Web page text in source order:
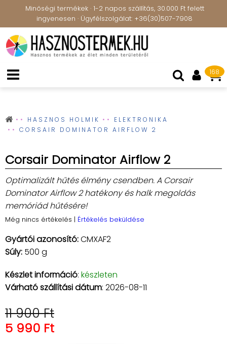
Minőségi termékek · 1-2 napos szállítás, 30.000 Ft felett
ingyenesen · Ügyfélszolgálat: +36(30)507-7908
168
HASZNOS HOLMIK
ELEKTRONIKA
CORSAIR DOMINATOR AIRFLOW 2
Corsair Dominator Airflow 2
Optimalizált hűtés élmény csendben. A Corsair
Dominator Airflow 2 hatékony és halk megoldás
memóriád hűtésére!
Még nincs értékelés | Értékelés beküldése
Gyártói azonosító:CMXAF2
Súly: 500 g
Készlet információ: készleten
Várható szállítási dátum: 2026-08-11
11 900 Ft
5 990 Ft